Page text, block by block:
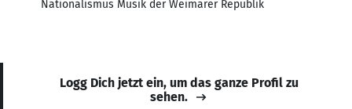
Nationalismus Musik der Weimarer Republik
Logg Dich jetzt ein, um das ganze Profil zu
sehen.